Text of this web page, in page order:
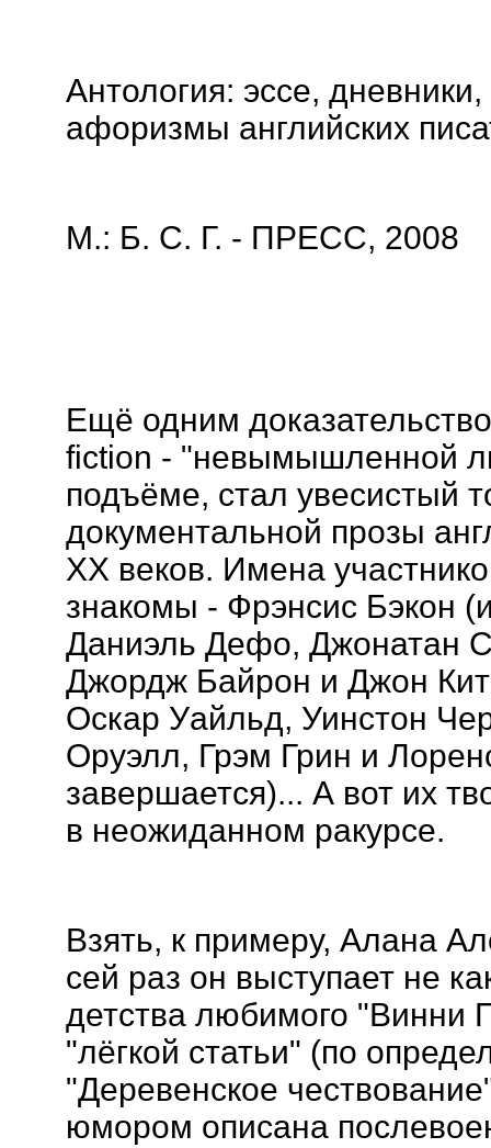
Антология: эссе,
афоризмы английских
М.: Б. С. Г. - ПРЕСС, 2008
Ещё одним
fiction - "невымышленной
подъёме, стал увесистый
документальной прозы
XX веков. Имена
знакомы - Фрэнсис Бэкон
Даниэль Дефо, Джонатан
Джордж Байрон и Джон
Оскар Уайльд, Уинстон
Оруэлл, Грэм Грин и
завершается)... А вот их
в неожиданном ракурсе.
Взять, к примеру, Алана
сей раз он выступает не
детства любимого "Винни
"лёгкой статьи" (по
"Деревенское
юмором описана